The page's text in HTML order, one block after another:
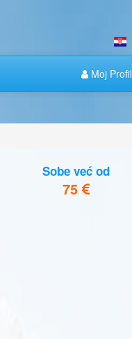
Moj Profil
Sobe već od
75